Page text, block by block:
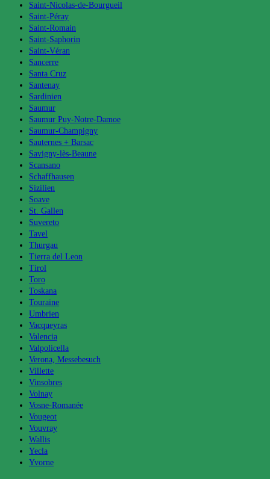
Saint-Nicolas-de-Bourgueil
Saint-Péray
Saint-Romain
Saint-Saphorin
Saint-Véran
Sancerre
Santa Cruz
Santenay
Sardinien
Saumur
Saumur Puy-Notre-Damoe
Saumur-Champigny
Sauternes + Barsac
Savigny-lès-Beaune
Scansano
Schaffhausen
Sizilien
Soave
St. Gallen
Suvereto
Tavel
Thurgau
Tierra del Leon
Tirol
Toro
Toskana
Touraine
Umbrien
Vacqueyras
Valencia
Valpolicella
Verona, Messebesuch
Villette
Vinsobres
Volnay
Vosne-Romanée
Vougeot
Vouvray
Wallis
Yecla
Yvorne